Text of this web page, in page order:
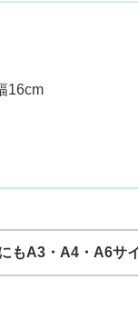
16cm
もA3・A4・A6サ